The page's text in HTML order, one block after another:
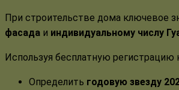
При строительстве дома ключевое
фасада и индивидуальному числу
Используя бесплатную регистрацию
Определить годовую звезду